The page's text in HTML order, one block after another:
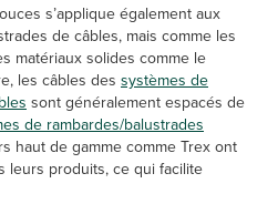
s’applique également aux
de câbles, mais comme les
matériaux solides comme le
les câbles des systèmes de
sont généralement espacés de
de rambardes/balustrades
haut de gamme comme Trex ont
leurs produits, ce qui facilite